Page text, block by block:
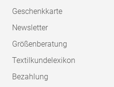
Geschenkkarte
Newsletter
Größenberatung
Textilkundelexikon
Bezahlung